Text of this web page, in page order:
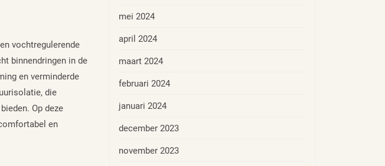
vochtregulerende
binnendringen in de
en verminderde
die
Op deze
en
mei 2024
april 2024
maart 2024
februari 2024
januari 2024
december 2023
november 2023